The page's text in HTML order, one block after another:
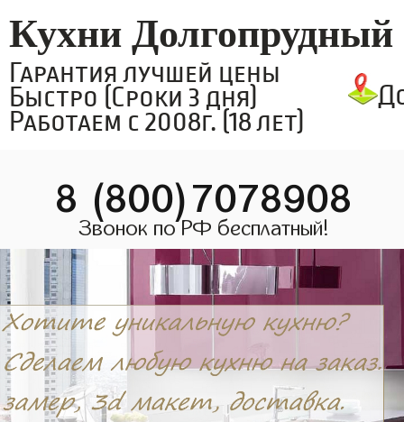
Кухни Долгопрудный
Гарантия лучшей цены
Быстро (Сроки 3 дня)
Работаем с 2008г. (18 лет)
8 (800)7078908
Звонок по РФ бесплатный!